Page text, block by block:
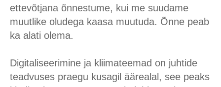
ettevõtjana õnnestume, kui me suudame
muutlike oludega kaasa muutuda. Õnne peab
ka alati olema.
Digitaliseerimine ja kliimateemad on juhtide
teadvuses praegu kusagil äärealal, see peaks